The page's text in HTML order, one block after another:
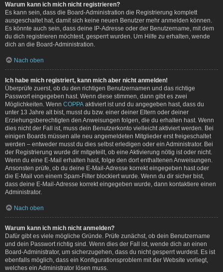
Warum kann ich mich nicht registrieren?
Es kann sein, dass die Board-Administration die Registrierung komplett
ausgeschaltet hat, damit sich keine neuen Benutzer mehr anmelden können.
Es könnte auch sein, dass deine IP-Adresse oder der Benutzername, mit dem
du dich registrieren möchtest, gesperrt wurden. Um Hilfe zu erhalten, wende
dich an die Board-Administration.
Nach oben
Ich habe mich registriert, kann mich aber nicht anmelden!
Überprüfe zuerst, ob du den richtigen Benutzernamen und das richtige
Passwort eingegeben hast. Wenn diese stimmen, dann gibt es zwei
Möglichkeiten. Wenn COPPA aktiviert ist und du angegeben hast, dass du
unter 13 Jahre alt bist, musst du bzw. einer deiner Eltern oder deiner
Erziehungsberechtigten den Anweisungen folgen, die du erhalten hast. Wenn
dies nicht der Fall ist, muss dein Benutzerkonto vielleicht aktiviert werden. Bei
einigen Boards müssen alle neu angemeldeten Mitglieder erst freigeschaltet
werden – entweder musst du dies selbst erledigen oder ein Administrator. Bei
der Registrierung wurde dir mitgeteilt, ob eine Aktivierung nötig ist oder nicht.
Wenn du eine E-Mail erhalten hast, folge den dort enthaltenen Anweisungen.
Ansonsten prüfe, ob du deine E-Mail-Adresse korrekt eingegeben hast oder
die E-Mail von einem Spam-Filter blockiert wurde. Wenn du dir sicher bist,
dass deine E-Mail-Adresse korrekt eingegeben wurde, dann kontaktiere einen
Administrator.
Nach oben
Warum kann ich mich nicht anmelden?
Dafür gibt es viele mögliche Gründe. Prüfe zunächst, ob dein Benutzername
und dein Passwort richtig sind. Wenn dies der Fall ist, wende dich an einen
Board-Administrator, um sicherzugehen, dass du nicht gesperrt wurdest. Es ist
ebenfalls möglich, dass ein Konfigurationsproblem mit der Website vorliegt,
welches ein Administrator lösen muss.